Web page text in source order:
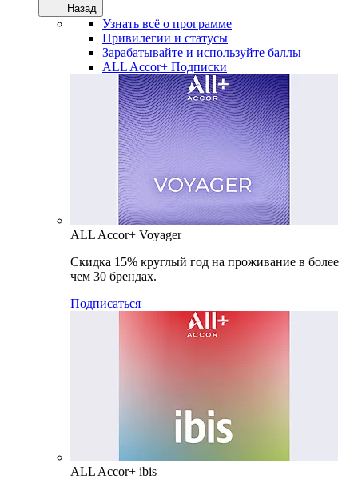
Назад
Узнать всё о программе
Привилегии и статусы
Зарабатывайте и используйте баллы
ALL Accor+ Подписки
ALL Accor+ Voyager
Скидка 15% круглый год на проживание в более
чем 30 брендах.
Подписаться
ALL Accor+ ibis